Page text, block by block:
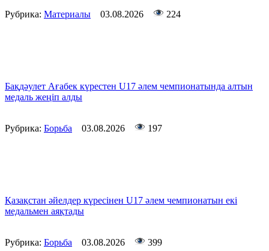
Рубрика: Материалы 03.08.2026 224
Бақдәулет Ағабек күрестен U17 әлем чемпионатында алтын
медаль жеңіп алды
Рубрика: Борьба 03.08.2026 197
Қазақстан әйелдер күресінен U17 әлем чемпионатын екі
медальмен аяқтады
Рубрика: Борьба 03.08.2026 399